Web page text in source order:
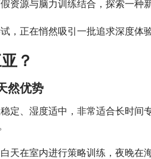
资源与脑力训练结合，探索一种
，正在悄然吸引一批追求深度体
？
然优势
定、湿度适中，非常适合长时间
天在室内进行策略训练，夜晚在